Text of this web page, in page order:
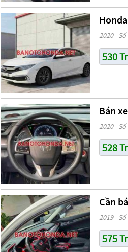
2020 -
530
Bán
2020 -
528
Cần
2019 -
575